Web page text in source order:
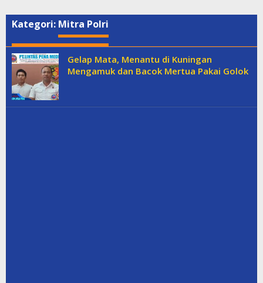
Kategori: Mitra Polri
Gelap Mata, Menantu di Kuningan
Mengamuk dan Bacok Mertua Pakai Golok